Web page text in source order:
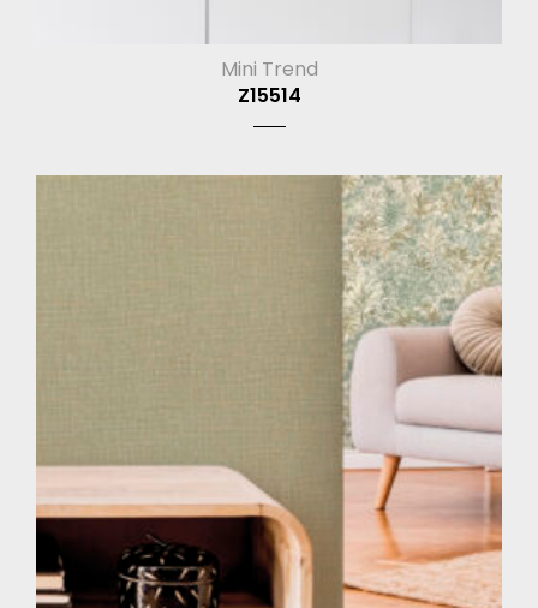
Mini Trend
Z15514